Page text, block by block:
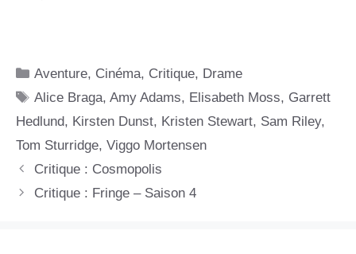
Catégories
Aventure, Cinéma, Critique, Drame
Étiquettes
Alice Braga,Amy Adams, Elisabeth Moss, Garrett
Hedlund, Kirsten Dunst, Kristen Stewart, Sam Riley,
Tom Sturridge, Viggo Mortensen
Critique : Cosmopolis
Critique : Fringe – Saison 4